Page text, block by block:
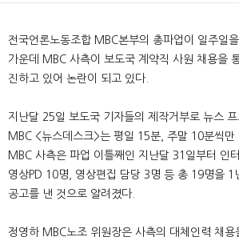
전국언론노동조합 MBC본부의 총파업이 일주일
가운데 MBC 사측이 보도국 계약직 사원 채용을
진하고 있어 논란이 되고 있다.
지난달 25일 보도국 기자들의 제작거부로 뉴스
MBC <뉴스데스크>는 평일 15분, 주말 10분씩만
MBC 사측은 파업 이틀째인 지난달 31일부터 인
영상PD 10명, 영상편집 담당 3명 등 총 19명을 1
공고를 낸 것으로 알려졌다.
정영하 MBC노조 위원장은 사측의 대체인력 채용